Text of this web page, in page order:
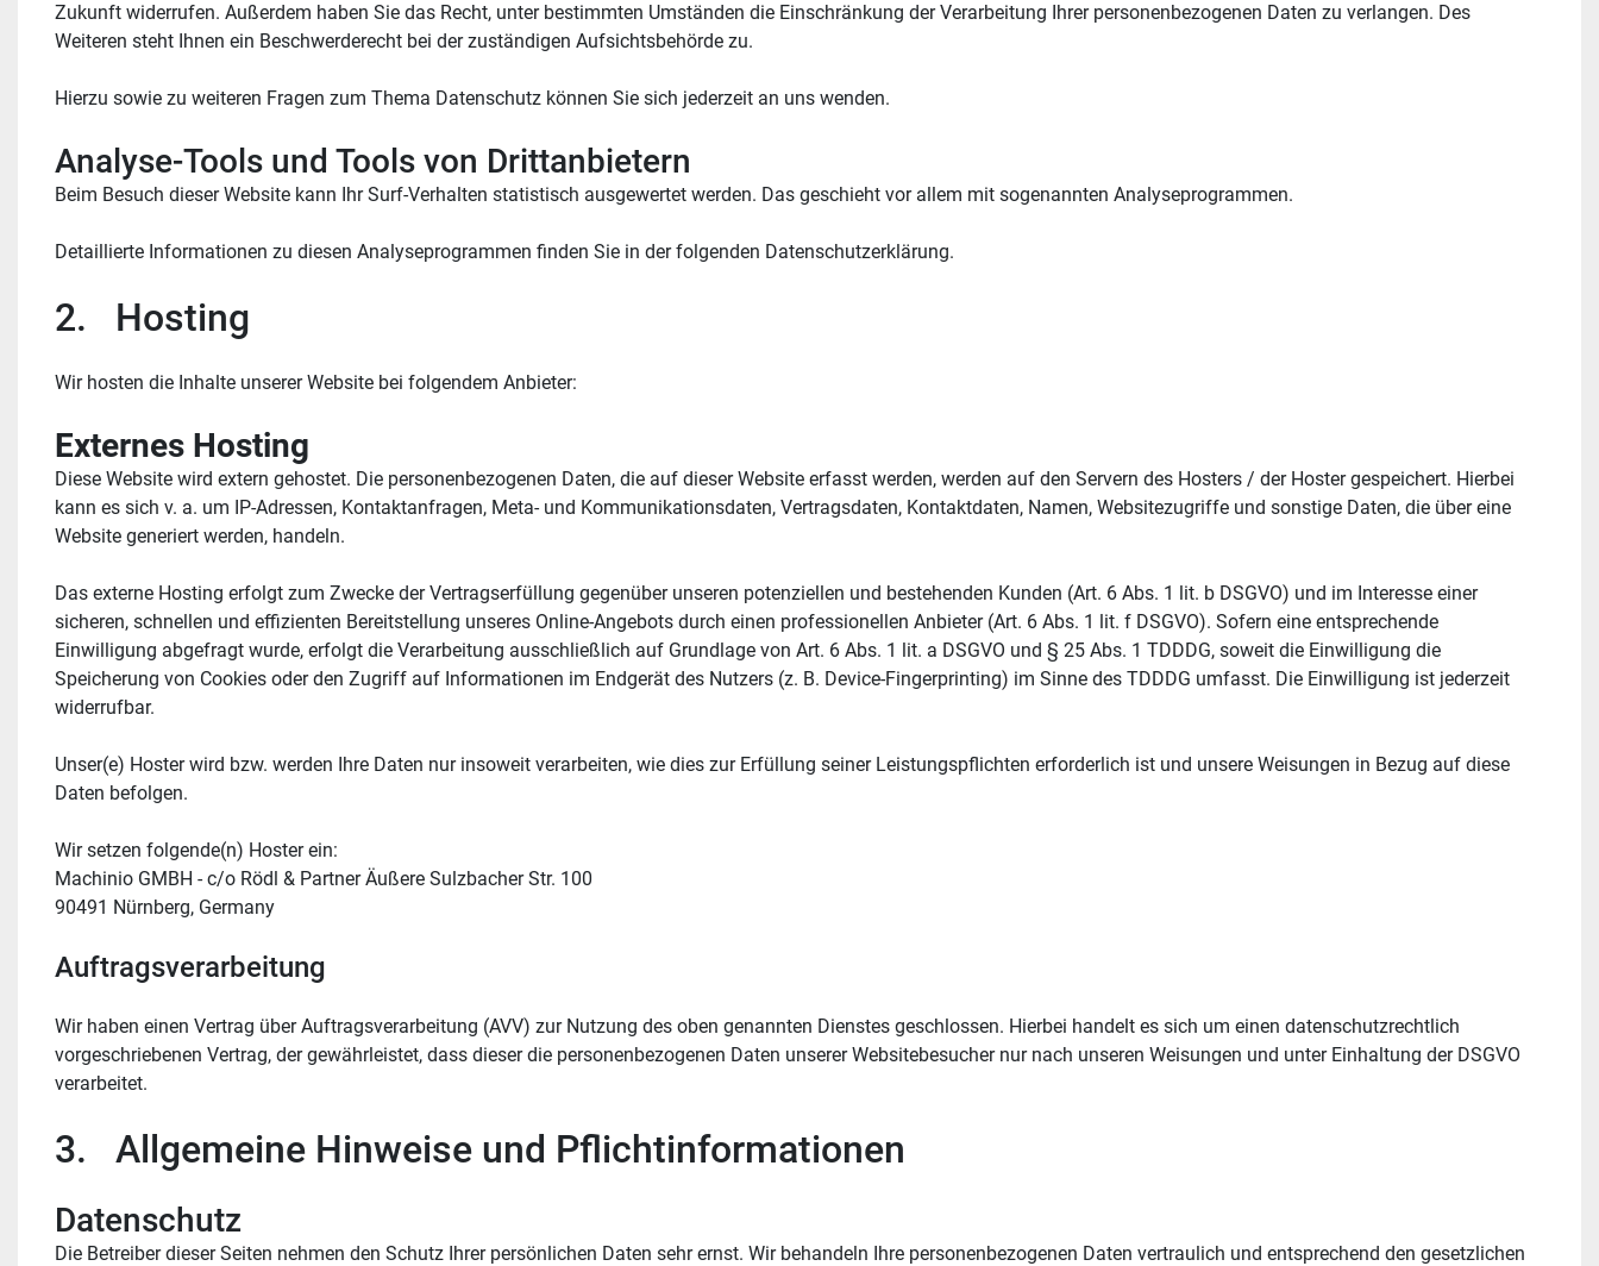
Zukunft widerrufen. Außerdem haben Sie das Recht, unter bestimmten Umständen die Einschränkung der Verarbeitung Ihrer personenbezogenen Daten zu verlangen. Des
Weiteren steht Ihnen ein Beschwerderecht bei der zuständigen Aufsichtsbehörde zu.
Hierzu sowie zu weiteren Fragen zum Thema Datenschutz können Sie sich jederzeit an uns wenden.
Analyse-Tools und Tools von Drittanbietern
Beim Besuch dieser Website kann Ihr Surf-Verhalten statistisch ausgewertet werden. Das geschieht vor allem mit sogenannten Analyseprogrammen.
Detaillierte Informationen zu diesen Analyseprogrammen finden Sie in der folgenden Datenschutzerklärung.
2.   Hosting
Wir hosten die Inhalte unserer Website bei folgendem Anbieter:
Externes Hosting
Diese Website wird extern gehostet. Die personenbezogenen Daten, die auf dieser Website erfasst werden, werden auf den Servern des Hosters / der Hoster gespeichert. Hierbei
kann es sich v. a. um IP-Adressen, Kontaktanfragen, Meta- und Kommunikationsdaten, Vertragsdaten, Kontaktdaten, Namen, Websitezugriffe und sonstige Daten, die über eine
Website generiert werden, handeln.
Das externe Hosting erfolgt zum Zwecke der Vertragserfüllung gegenüber unseren potenziellen und bestehenden Kunden (Art. 6 Abs. 1 lit. b DSGVO) und im Interesse einer
sicheren, schnellen und effizienten Bereitstellung unseres Online-Angebots durch einen professionellen Anbieter (Art. 6 Abs. 1 lit. f DSGVO). Sofern eine entsprechende
Einwilligung abgefragt wurde, erfolgt die Verarbeitung ausschließlich auf Grundlage von Art. 6 Abs. 1 lit. a DSGVO und § 25 Abs. 1 TDDDG, soweit die Einwilligung die
Speicherung von Cookies oder den Zugriff auf Informationen im Endgerät des Nutzers (z. B. Device-Fingerprinting) im Sinne des TDDDG umfasst. Die Einwilligung ist jederzeit
widerrufbar.
Unser(e) Hoster wird bzw. werden Ihre Daten nur insoweit verarbeiten, wie dies zur Erfüllung seiner Leistungspflichten erforderlich ist und unsere Weisungen in Bezug auf diese
Daten befolgen.
Wir setzen folgende(n) Hoster ein:
Machinio GMBH - c/o Rödl & Partner Äußere Sulzbacher Str. 100
90491 Nürnberg, Germany
Auftragsverarbeitung
Wir haben einen Vertrag über Auftragsverarbeitung (AVV) zur Nutzung des oben genannten Dienstes geschlossen. Hierbei handelt es sich um einen datenschutzrechtlich
vorgeschriebenen Vertrag, der gewährleistet, dass dieser die personenbezogenen Daten unserer Websitebesucher nur nach unseren Weisungen und unter Einhaltung der DSGVO
verarbeitet.
3.   Allgemeine Hinweise und Pflichtinformationen
Datenschutz
Die Betreiber dieser Seiten nehmen den Schutz Ihrer persönlichen Daten sehr ernst. Wir behandeln Ihre personenbezogenen Daten vertraulich und entsprechend den gesetzlichen